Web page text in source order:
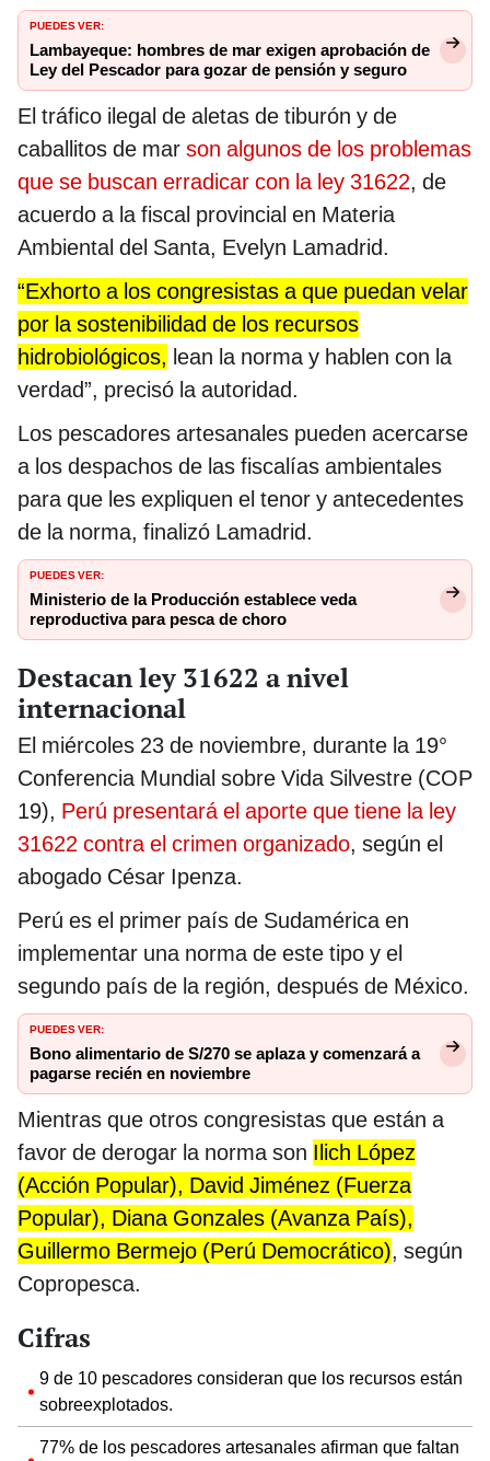
PUEDES VER:
Lambayeque: hombres de mar exigen aprobación de
Ley del Pescador para gozar de pensión y seguro
El tráfico ilegal de aletas de tiburón y de
caballitos de mar son algunos de los problemas
que se buscan erradicar con la ley 31622, de
acuerdo a la fiscal provincial en Materia
Ambiental del Santa, Evelyn Lamadrid.
“Exhorto a los congresistas a que puedan velar
por la sostenibilidad de los recursos
hidrobiológicos, lean la norma y hablen con la
verdad”, precisó la autoridad.
Los pescadores artesanales pueden acercarse
a los despachos de las fiscalías ambientales
para que les expliquen el tenor y antecedentes
de la norma, finalizó Lamadrid.
PUEDES VER:
Ministerio de la Producción establece veda
reproductiva para pesca de choro
Destacan ley 31622 a nivel
internacional
El miércoles 23 de noviembre, durante la 19°
Conferencia Mundial sobre Vida Silvestre (COP
19), Perú presentará el aporte que tiene la ley
31622 contra el crimen organizado, según el
abogado César Ipenza.
Perú es el primer país de Sudamérica en
implementar una norma de este tipo y el
segundo país de la región, después de México.
PUEDES VER:
Bono alimentario de S/270 se aplaza y comenzará a
pagarse recién en noviembre
Mientras que otros congresistas que están a
favor de derogar la norma son Ilich López
(Acción Popular), David Jiménez (Fuerza
Popular), Diana Gonzales (Avanza País),
Guillermo Bermejo (Perú Democrático), según
Copropesca.
Cifras
9 de 10 pescadores consideran que los recursos están
sobreexplotados.
77% de los pescadores artesanales afirman que faltan